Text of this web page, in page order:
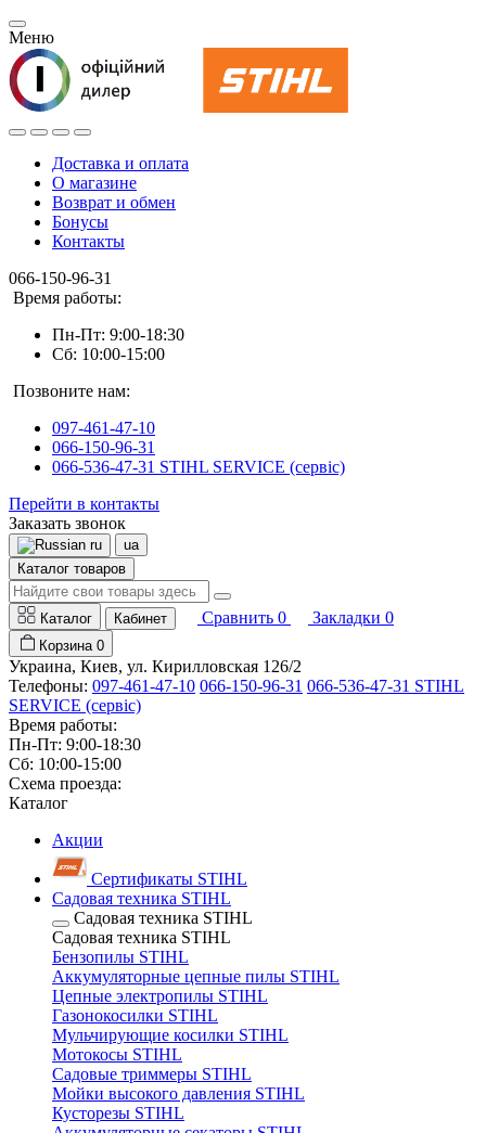
Меню
Доставка и оплата
О магазине
Возврат и обмен
Бонусы
Контакты
066-150-96-31
Время работы:
Пн-Пт: 9:00-18:30
Сб: 10:00-15:00
Позвоните нам:
097-461-47-10
066-150-96-31
066-536-47-31 STIHL SERVICE (сервіс)
Перейти в контакты
Заказать звонок
ru
ua
Каталог товаров
Каталог Кабинет Сравнить 0 Закладки 0
Корзина 0
Украина, Киев, ул. Кирилловская 126/2
Телефоны: 097-461-47-10 066-150-96-31 066-536-47-31 STIHL
SERVICE (сервіс)
Время работы:
Пн-Пт: 9:00-18:30
Сб: 10:00-15:00
Схема проезда:
Каталог
Акции
Сертификаты STIHL
Садовая техника STIHL
Садовая техника STIHL
Садовая техника STIHL
Бензопилы STIHL
Аккумуляторные цепные пилы STIHL
Цепные электропилы STIHL
Газонокосилки STIHL
Мульчирующие косилки STIHL
Мотокосы STIHL
Садовые триммеры STIHL
Мойки высокого давления STIHL
Кусторезы STIHL